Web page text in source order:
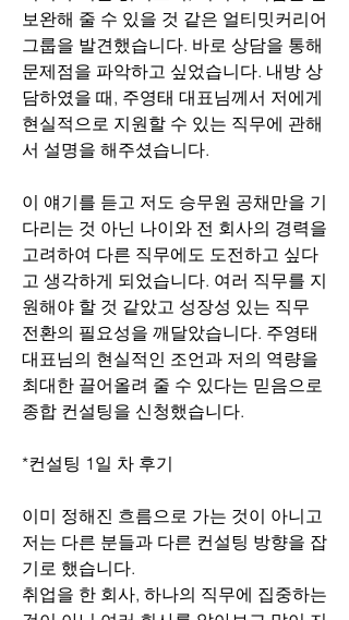
보완해 줄 수 있을 것 같은 얼티밋커리어
그룹을 발견했습니다. 바로 상담을 통해
문제점을 파악하고 싶었습니다. 내방 상
담하였을 때, 주영태 대표님께서 저에게
현실적으로 지원할 수 있는 직무에 관해
서 설명을 해주셨습니다.
이 얘기를 듣고 저도 승무원 공채만을 기
다리는 것 아닌 나이와 전 회사의 경력을
고려하여 다른 직무에도 도전하고 싶다
고 생각하게 되었습니다. 여러 직무를 지
원해야 할 것 같았고 성장성 있는 직무
전환의 필요성을 깨달았습니다. 주영태
대표님의 현실적인 조언과 저의 역량을
최대한 끌어올려 줄 수 있다는 믿음으로
종합 컨설팅을 신청했습니다.
*컨설팅 1일 차 후기
이미 정해진 흐름으로 가는 것이 아니고
저는 다른 분들과 다른 컨설팅 방향을 잡
기로 했습니다.
취업을 한 회사, 하나의 직무에 집중하는